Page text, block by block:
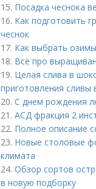
15. Посадка чеснока
16. Как подготовить
чеснок
17. Как выбрать
18. Всё про
19. Целая слива в
приготовления сливы
20. С днем рождения
21. АСД фракция 2
22. Полное описание
23. Новые столовые
климата
24. Обзор сортов
в новую подборку